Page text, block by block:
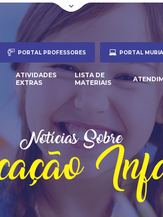
PORTAL PROFESSORES PORTAL
ATIVIDADES
EXTRAS
LISTA DE
MATERIAIS
Notícias Sobre